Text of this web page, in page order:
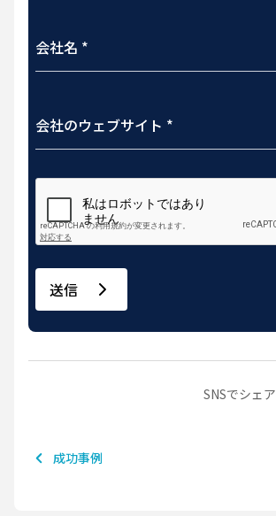
送信
SNSでシェア
成功事例